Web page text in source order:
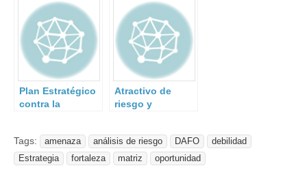
Plan Estratégico
contra la
Atractivo de
riesgo y
la perspectiva
del agresor
Tags: amenaza análisis de riesgo DAFO
debilidad
Estrategia
fortaleza matriz oportunidad